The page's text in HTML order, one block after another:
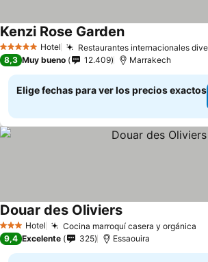
5 Estrellas Hotel Restaurantes internacionales
Kenzi Rose Garden
8,3 Muy bueno 12.409 Marrakech
Elige fechas para ver los precios exactos
3 Estrellas
Hotel Cocina marroquí casera y orgánica
Douar des Oliviers
9,4 Excelente 325 Essaouira